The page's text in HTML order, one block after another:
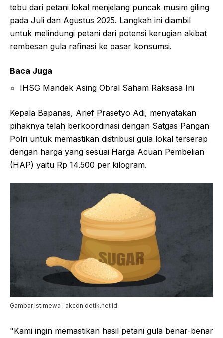
tebu dari petani lokal menjelang puncak musim giling
pada Juli dan Agustus 2025. Langkah ini diambil
untuk melindungi petani dari potensi kerugian akibat
rembesan gula rafinasi ke pasar konsumsi.
Baca Juga
IHSG Mandek Asing Obral Saham Raksasa Ini
Kepala Bapanas, Arief Prasetyo Adi, menyatakan
pihaknya telah berkoordinasi dengan Satgas Pangan
Polri untuk memastikan distribusi gula lokal terserap
dengan harga yang sesuai Harga Acuan Pembelian
(HAP) yaitu Rp 14.500 per kilogram.
Gambar Istimewa : akcdn.detik.net.id
"Kami ingin memastikan hasil petani gula benar-benar